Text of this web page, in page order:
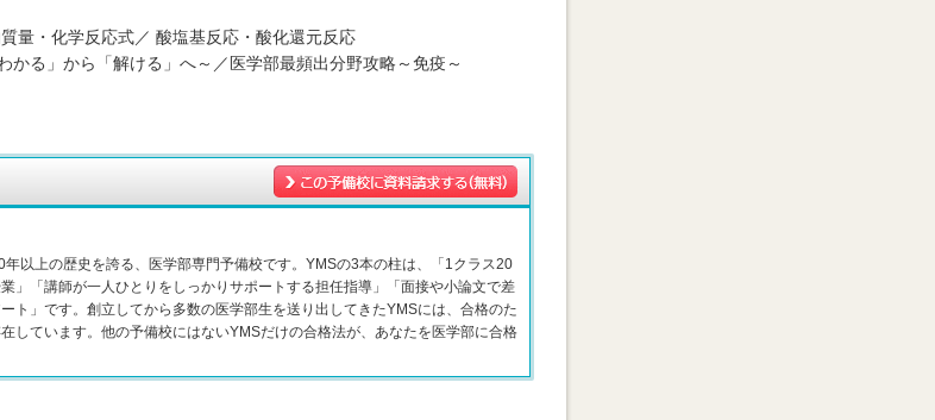
量・化学反応式／ 酸塩基反応・酸化還元反応
かる」から「解ける」へ～／医学部最頻出分野攻略～免疫～
年以上の歴史を誇る、医学部専門予備校です。YMSの3本の柱は、「1クラス20
」「講師が一人ひとりをしっかりサポートする担任指導」「面接や小論文で差
ト」です。創立してから多数の医学部生を送り出してきたYMSには、合格のた
しています。他の予備校にはないYMSだけの合格法が、あなたを医学部に合格